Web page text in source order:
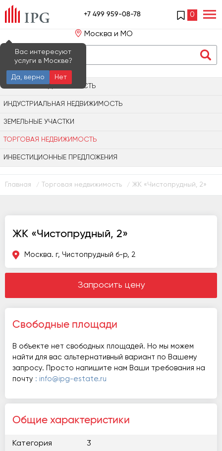
+7 499 959-08-78 0
Москва и МО
Вас интересуют
услуги в Москве?
Да, верно
Нет
ОФИСНАЯ НЕДВИЖИМОСТЬ
ИНДУСТРИАЛЬНАЯ НЕДВИЖИМОСТЬ
ЗЕМЕЛЬНЫЕ УЧАСТКИ
ТОРГОВАЯ НЕДВИЖИМОСТЬ
ИНВЕСТИЦИОННЫЕ ПРЕДЛОЖЕНИЯ
Главная / Торговая недвижимость / ЖК «Чистопрудный, 2»
ЖК «Чистопрудный, 2»
Москва. г, Чистопрудный б-р, 2
Запросить цену
Свободные площади
В объекте нет свободных площадей. Но мы можем
найти для вас альтернативный вариант по Вашему
запросу. Просто напишите нам Ваши требования на
почту : info@ipg-estate.ru
Общие характеристики
Категория
3